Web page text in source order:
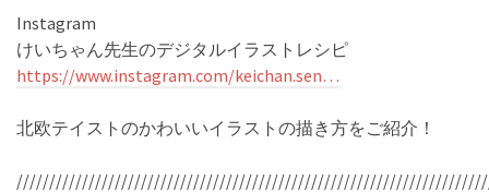
Instagram
けいちゃん先生のデジタルイラストレシピ
https://www.instagram.com/keichan.sen…
北欧テイストのかわいいイラストの描き方をご紹介！